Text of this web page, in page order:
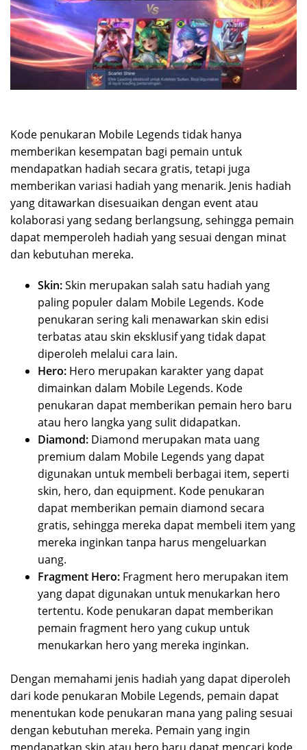
Kode penukaran Mobile Legends tidak hanya
memberikan kesempatan bagi pemain untuk
mendapatkan hadiah secara gratis, tetapi juga
memberikan variasi hadiah yang menarik. Jenis hadiah
yang ditawarkan disesuaikan dengan event atau
kolaborasi yang sedang berlangsung, sehingga pemain
dapat memperoleh hadiah yang sesuai dengan minat
dan kebutuhan mereka.
Skin:Skin merupakan salah satu hadiah yang
paling populer dalam Mobile Legends. Kode
penukaran sering kali menawarkan skin edisi
terbatas atau skin eksklusif yang tidak dapat
diperoleh melalui cara lain.
Hero: Hero merupakan karakter yang dapat
dimainkan dalam Mobile Legends. Kode
penukaran dapat memberikan pemain hero baru
atau hero langka yang sulit didapatkan.
Diamond: Diamond merupakan mata uang
premium dalam Mobile Legends yang dapat
digunakan untuk membeli berbagai item, seperti
skin, hero, dan equipment. Kode penukaran
dapat memberikan pemain diamond secara
gratis, sehingga mereka dapat membeli item yang
mereka inginkan tanpa harus mengeluarkan
uang.
Fragment Hero: Fragment hero merupakan item
yang dapat digunakan untuk menukarkan hero
tertentu. Kode penukaran dapat memberikan
pemain fragment hero yang cukup untuk
menukarkan hero yang mereka inginkan.
Dengan memahami jenis hadiah yang dapat diperoleh
dari kode penukaran Mobile Legends, pemain dapat
menentukan kode penukaran mana yang paling sesuai
dengan kebutuhan mereka. Pemain yang ingin